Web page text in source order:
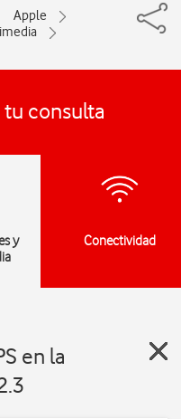
Apple
consulta
y
Conectividad
en la